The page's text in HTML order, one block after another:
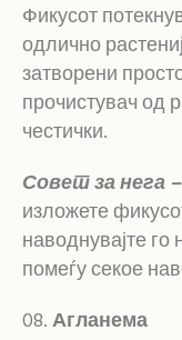
Фикусот
одлично
затворени
прочистувач од
честички.
Совет за нега –
изложете
наводнувајте
помеѓу секое
Агланема